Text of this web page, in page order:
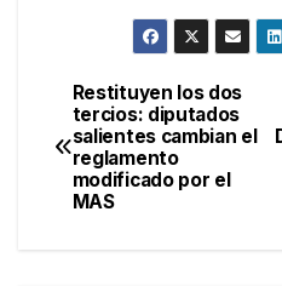
Navegación
de
entradas
Restituyen los dos
tercios: diputados
salientes cambian el
reglamento
modificado por el
MAS